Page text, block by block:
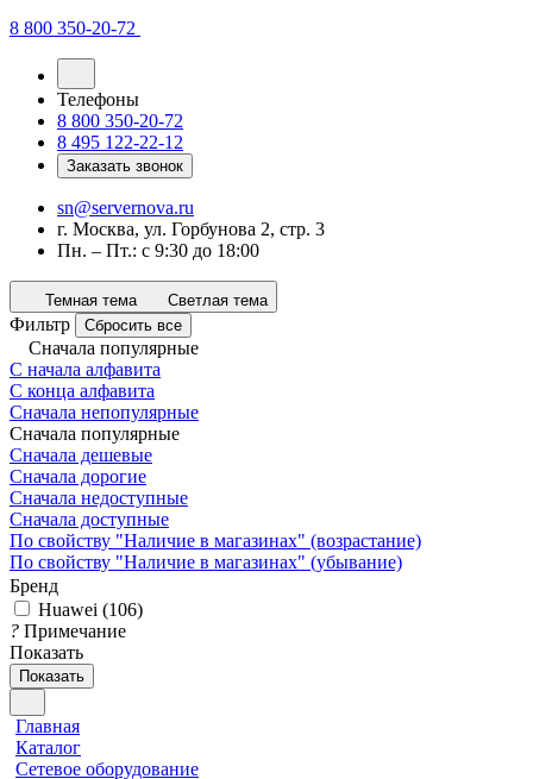
8 800 350-20-72
Телефоны
8 800 350-20-72
8 495 122-22-12
Заказать звонок
sn@servernova.ru
г. Москва, ул. Горбунова 2, стр. 3
Пн. – Пт.: с 9:30 до 18:00
Темная тема Светлая тема
Фильтр Сбросить все
Сначала популярные
С начала алфавита
С конца алфавита
Сначала непопулярные
Сначала популярные
Сначала дешевые
Сначала дорогие
Сначала недоступные
Сначала доступные
По свойству "Наличие в магазинах" (возрастание)
По свойству "Наличие в магазинах" (убывание)
Бренд
Huawei (106)
? Примечание
Показать
Показать
Главная
Каталог
Сетевое оборудование